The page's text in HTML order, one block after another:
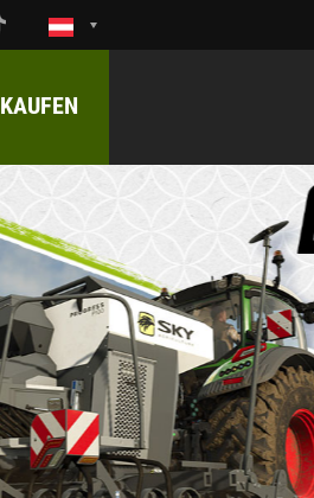
KAUFEN